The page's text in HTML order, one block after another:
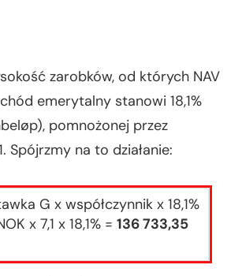
zarobków, od których NAV
emerytalny stanowi 18,1%
pomnożonej przez
Spójrzmy na to działanie:
G x współczynnik x 18,1%
x 7,1 x 18,1% =136 733,35